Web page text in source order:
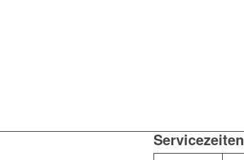
Servicezeiten